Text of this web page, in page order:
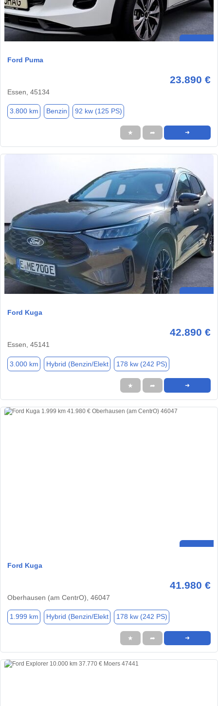
Ford Puma
23.890 €
Essen, 45134
3.800 km Benzin 92 kw (125 PS)
★ ➦ ➜
Ford Kuga
42.890 €
Essen, 45141
3.000 km Hybrid (Benzin/Elekt 178 kw (242 PS)
★ ➦ ➜
Ford Kuga
41.980 €
Oberhausen (am CentrO), 46047
1.999 km Hybrid (Benzin/Elekt 178 kw (242 PS)
★ ➦ ➜